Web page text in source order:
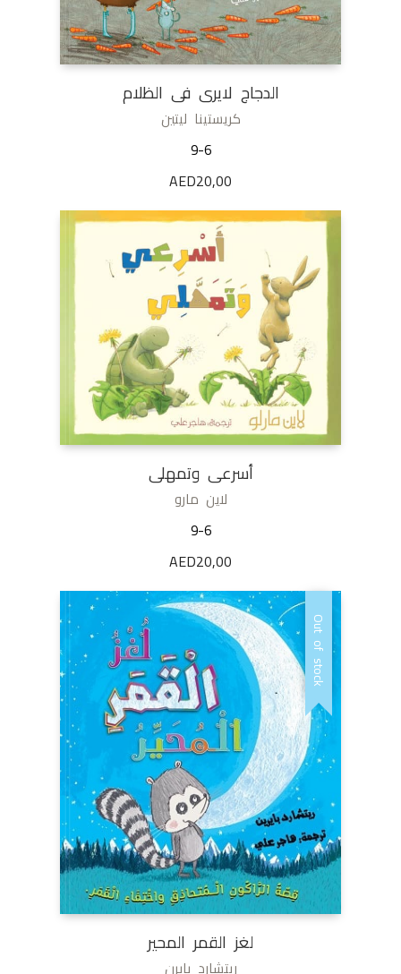
الدجاج لايرى فى الظلام
كريستينا ليتين
9-6
AED20,00
أسرعى وتمهلى
لاين مارو
9-6
AED20,00
Out of stock
لغز القمر المحير
ريتشارد بايرن